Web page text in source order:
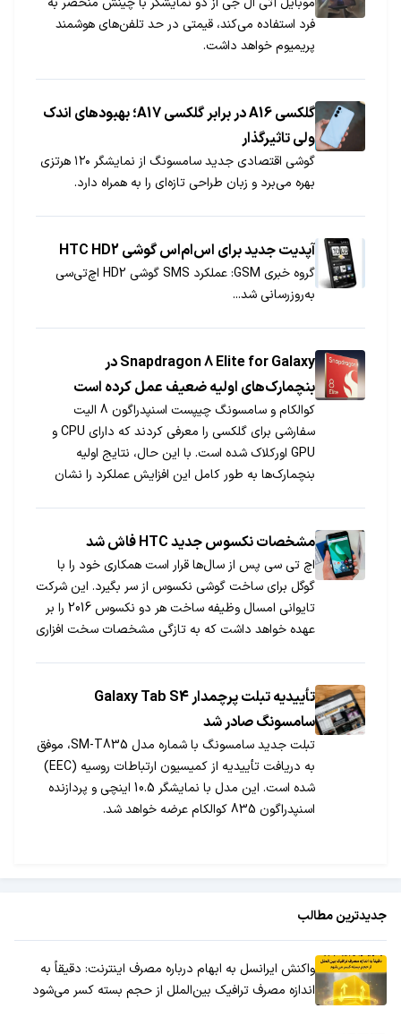
فرد استفاده می‌کند، قیمتی در حد تلفن‌های هوشمند
پریمیوم خواهد داشت.
گلکسی A16 در برابر گلکسی A17؛ بهبودهای اندک
ولی تاثیرگذار
گوشی اقتصادی جدید سامسونگ از نمایشگر ۱۲۰ هرتزی
بهره می‌برد و زبان طراحی تازه‌ای را به همراه دارد.
آپدیت جدید برای اس‌ام‌اس گوشی HTC HD2
گروه خبری GSM: عملکرد SMS گوشی HD2 اچ‌تی‌سی
به‌روز‌رسانی شد...
Snapdragon 8 Elite for Galaxy در
بنچمارک‌های اولیه ضعیف عمل کرده است
کوالکام و سامسونگ چیپست اسنپدراگون 8 الیت
سفارشی برای گلکسی را معرفی کردند که دارای CPU و
GPU اورکلاک شده است. با این حال، نتایج اولیه
بنچمارک‌ها به طور کامل این افزایش عملکرد را نشان
مشخصات نکسوس جدید HTC فاش شد
اچ تی سی پس از سال‌ها قرار است همکاری خود را با
گوگل برای ساخت گوشی نکسوس از سر بگیرد. این شرکت
تایوانی امسال وظیفه ساخت هر دو نکسوس 2016 را بر
عهده خواهد داشت که به تازگی مشخصات سخت افزاری
تأییدیه تبلت پرچمدار Galaxy Tab S4
سامسونگ صادر شد
تبلت جدید سامسونگ با شماره مدل SM-T835، موفق
به دریافت تأییدیه از کمیسیون ارتباطات روسیه (EEC)
شده است. این مدل با نمایشگر 10.5 اینچی و پردازنده
اسنپدراگون 835 کوالکام عرضه خواهد شد.
جدیدترین مطالب
واکنش ایرانسل به ابهام درباره مصرف اینترنت: دقیقاً به
اندازه مصرف ترافیک بین‌الملل از حجم بسته کسر می‌شود